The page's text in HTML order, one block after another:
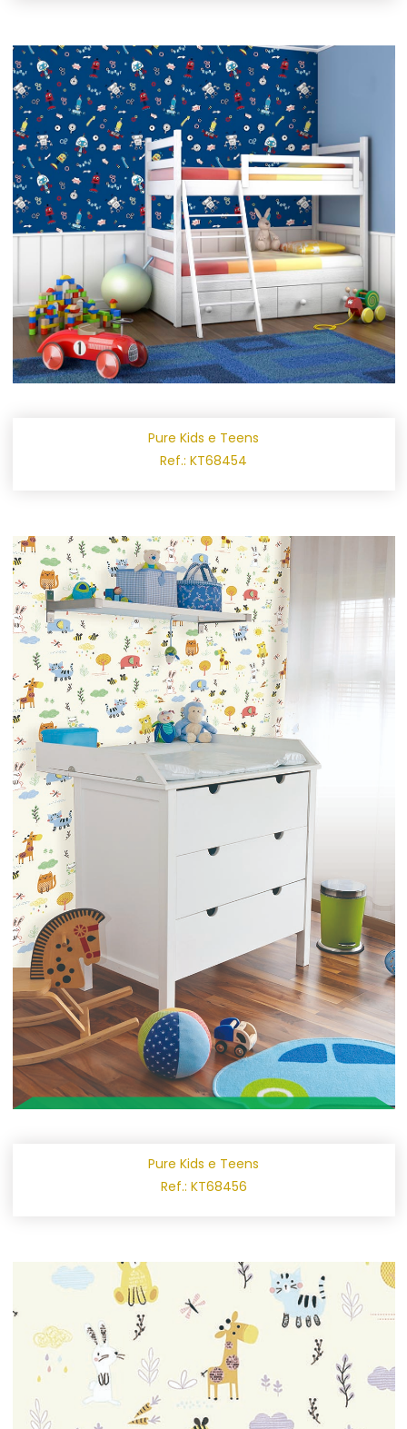
Pure Kids e Teens
Ref.: KT68454
Pure Kids e Teens
Ref.: KT68456